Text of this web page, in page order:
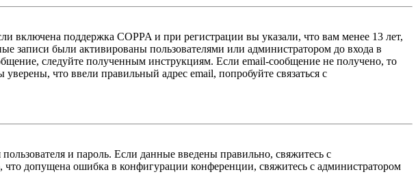
включена поддержка COPPA и при регистрации вы указали, что вам менее 13 лет,
записи были активированы пользователями или администратором до входа в
следуйте полученным инструкциям. Если email-сообщение не получено, то
что ввели правильный адрес email, попробуйте связаться с
и пароль. Если данные введены правильно, свяжитесь с
допущена ошибка в конфигурации конференции, свяжитесь с администратором